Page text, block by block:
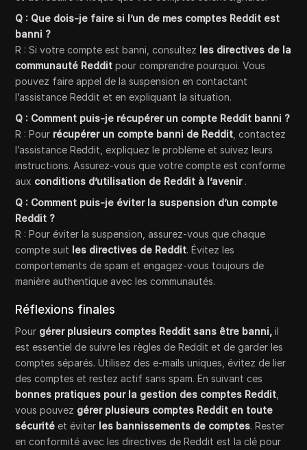
Q : Que dois-je faire si l’un de mes comptes Reddit est
banni ?
R : Si votre compte est banni, consultez les directives de la
communauté Reddit pour comprendre pourquoi. Vous
pouvez faire appel de la suspension en contactant
l’assistance Reddit et en expliquant la situation.
Q : Comment puis-je récupérer un compte Reddit banni ?
R : Pour récupérer un compte banni de Reddit , contactez
l’assistance Reddit, expliquez le problème et suivez leurs
instructions. Assurez-vous que votre compte est conforme
aux conditions d’utilisation de Reddit à l’avenir.
Q : Comment puis-je éviter la suspension d’un compte
Reddit ?
R : Pour éviter la suspension, assurez-vous que chaque
compte suit les directives de Reddit. Évitez les
comportements de spam et engagez-vous toujours de
manière authentique avec les communautés.
Réflexions finales
Pour gérer plusieurs comptes Reddit sans être banni, il
est essentiel de suivre les règles de Reddit et de garder les
comptes séparés. Utilisez des e-mails uniques, évitez de lier
des comptes et restez actif sans spam. En suivant ces
bonnes pratiques pour la gestion des comptes Reddit
vous pouvez gérer plusieurs comptes Reddit en toute
sécurité et éviter les bannissements de comptes. Rester
en conformité avec les directives de Reddit est la clé pour